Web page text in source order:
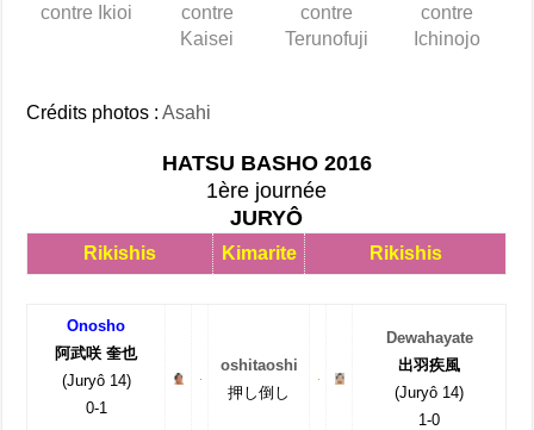
contre Ikioi
contre
Kaisei
contre
Terunofuji
contre
Ichinojo
Crédits photos :Asahi
HATSU BASHO 2016
1ère journée
JURYÔ
Rikishis Kimarite Rikishis
Onosho
阿武咲 奎也
(Juryô 14)
0-1
oshitaoshi
押し倒し
Dewahayate
出羽疾風
(Juryô 14)
1-0